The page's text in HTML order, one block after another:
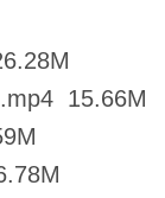
15.66M